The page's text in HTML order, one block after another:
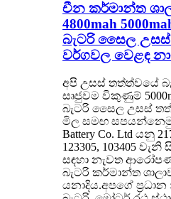
චීන කර්මාන්ත
4800mah
බැටරි සෛල
වර්ගවල වෙළඳ
අපි උසස් තත්ත්වයේ
සෘජුවම විකුණුම්
බැටරි සෛල උසස්
මිල සමඟ
Battery Co. Ltd යනු
123305, 103405
සඳහා නැවත
බැටරි කර්මාන්ත
යනාදිය.අපගේ